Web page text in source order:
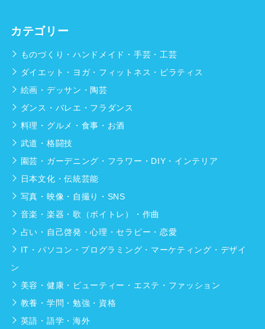
カテゴリー
ものづくり・ハンドメイド・手芸・工芸
ダイエット・ヨガ・フィットネス・ピラティス
絵画・デッサン・陶芸
ダンス・バレエ・フラダンス
料理・グルメ・食事・お酒
武道・格闘技
園芸・ガーデニング・フラワー・DIY・インテリア
日本文化・伝統芸能
写真・映像・自撮り・SNS
音楽・楽器・歌（ボイトレ）・作曲
占い・自己啓発・心理・セラピー・恋愛
IT・パソコン・プログラミング・マーケティング・デザイ
ン
美容・健康・ビューティー・エステ・ファッション
教養・学問・勉強・資格
英語・語学・海外